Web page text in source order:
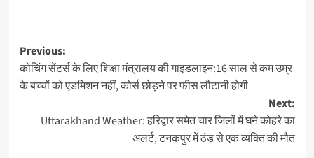
Previous:
कोचिंग सेंटर्स के लिए शिक्षा मंत्रालय की गाइडलाइन:16 साल से कम उम्र
के बच्‍चों को एडमिशन नहीं, कोर्स छोड़ने पर फीस लौटानी होगी
Next:
Uttarakhand Weather: हरिद्वार समेत चार जिलों में घने कोहरे का
अलर्ट, टनकपुर में ठंड से एक व्यक्ति की मौत